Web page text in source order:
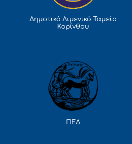
Δημοτικό Λιμενικό Ταμείο
Κορίνθου
ΠΕΔ